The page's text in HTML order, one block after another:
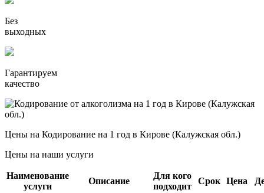
Без
выходных
Гарантируем
качество
Цены на Кодирование на 1 год в Кирове (Калужская обл.)
Цены на наши услуги
Наименование
услуги
Описание
Для кого
подходит
Срок Цена